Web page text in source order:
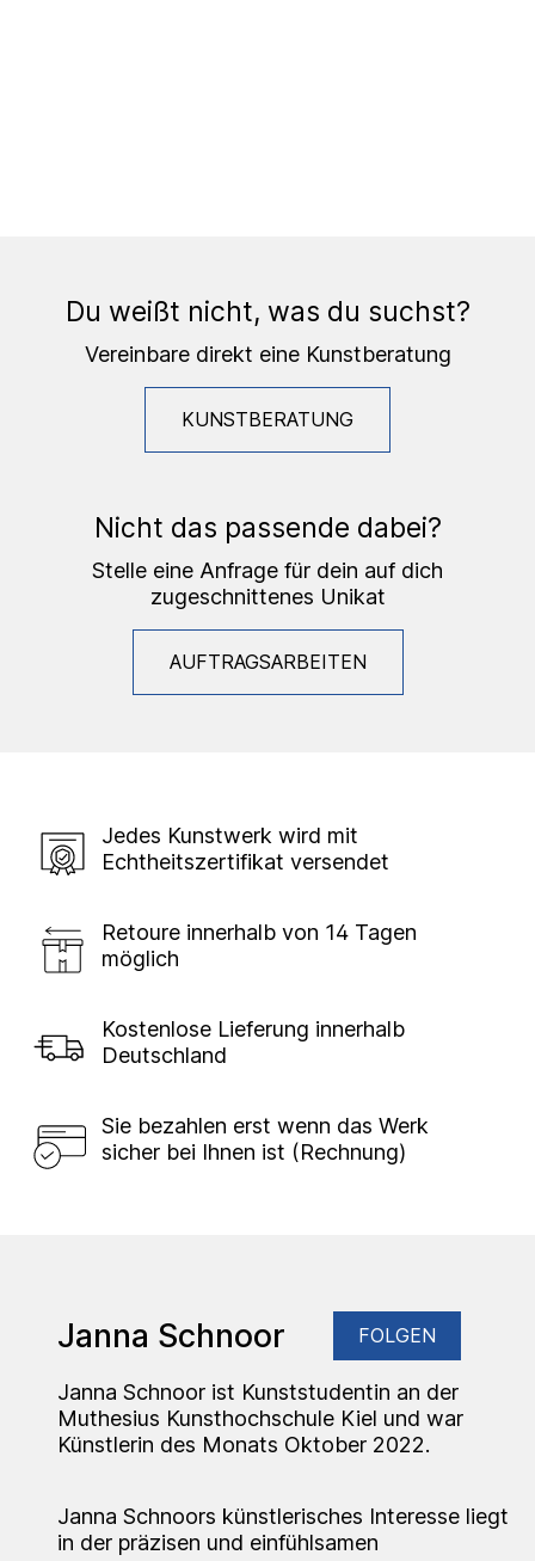
Du weißt nicht, was du suchst?
Vereinbare direkt eine Kunstberatung
KUNSTBERATUNG
Nicht das passende dabei?
Stelle eine Anfrage für dein auf dich
zugeschnittenes Unikat
AUFTRAGSARBEITEN
Jedes Kunstwerk wird mit
Echtheitszertifikat versendet
Retoure innerhalb von 14 Tagen
möglich
Kostenlose Lieferung innerhalb
Deutschland
Sie bezahlen erst wenn das Werk
sicher bei Ihnen ist (Rechnung)
Janna Schnoor FOLGEN
Janna Schnoor ist Kunststudentin an der
Muthesius Kunsthochschule Kiel und war
Künstlerin des Monats Oktober 2022.
Janna Schnoors künstlerisches Interesse liegt
in der präzisen und einfühlsamen